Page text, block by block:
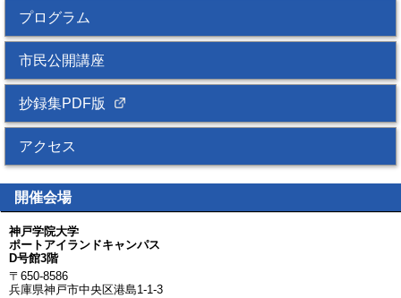
会員システム機能：7月14日（土）～16日（月・祝）
＊事務局サイト機能ならびにＪＰＳアカウント取得も休止と
なります
クレジットカード決済機能：7月12日（木）～16日（月・祝）
2018.07.03
参加登録、演題登録、市民公開講座を掲載しました。
[ 演題締切り ] 2018年7月2日(月) ～ 9月28日(金)
▸ 2018.06.27
本会の公式ホームページを開設しました。
ご挨拶、
プログラム
市民公開講座
抄録集PDF版
アクセス
開催会場
神戸学院大学
ポートアイランドキャンパス
D号館3階
〒650-8586
兵庫県神戸市中央区港島1-1-3